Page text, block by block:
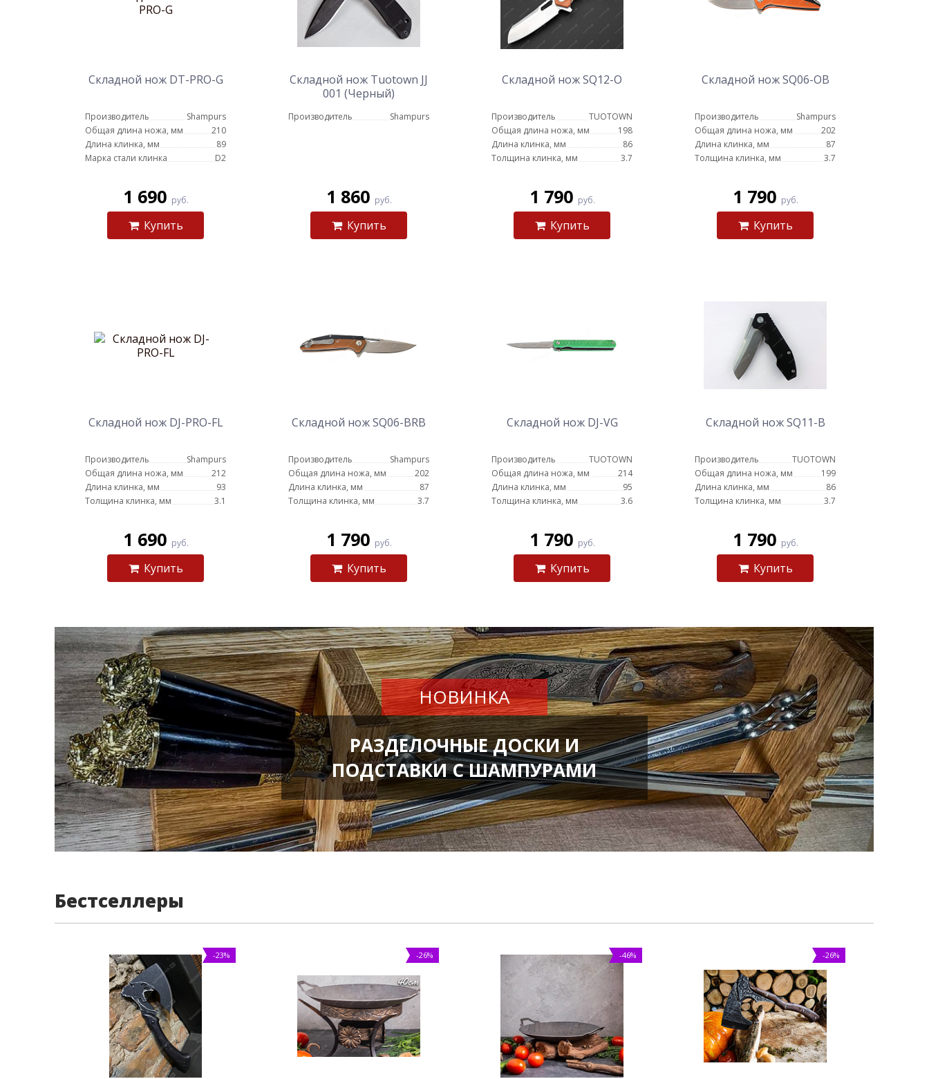
Складной нож DT-PRO-G
Производитель
Shampurs
Общая длина ножа, мм
210
Длина клинка, мм
89
Марка стали клинка
D2
1 690 руб.
Купить
Складной нож Tuotown JJ
001 (Черный)
Производитель Shampurs
1 860 руб.
Купить
Складной нож SQ12-O
Производитель
TUOTOWN
Общая длина ножа, мм
198
Длина клинка, мм
86
Толщина клинка, мм
3.7
1 790 руб.
Купить
Складной нож SQ06-OB
Производитель
Shampurs
Общая длина ножа, мм
202
Длина клинка, мм
87
Толщина клинка, мм
3.7
1 790 руб.
Купить
Складной нож DJ-PRO-FL
Производитель
Shampurs
Общая длина ножа, мм
212
Длина клинка, мм
93
Толщина клинка, мм
3.1
1 690 руб.
Купить
Складной нож SQ06-BRB
Производитель
Shampurs
Общая длина ножа, мм
202
Длина клинка, мм
87
Толщина клинка, мм
3.7
1 790 руб.
Купить
Складной нож DJ-VG
Производитель
TUOTOWN
Общая длина ножа, мм
214
Длина клинка, мм
95
Толщина клинка, мм
3.6
1 790 руб.
Купить
Складной нож SQ11-B
Производитель
TUOTOWN
Общая длина ножа, мм
199
Длина клинка, мм
86
Толщина клинка, мм
3.7
1 790 руб.
Купить
НОВИНКА
РАЗДЕЛОЧНЫЕ ДОСКИ И
ПОДСТАВКИ С ШАМПУРАМИ
Бестселлеры
-23% -26% -46% -26%